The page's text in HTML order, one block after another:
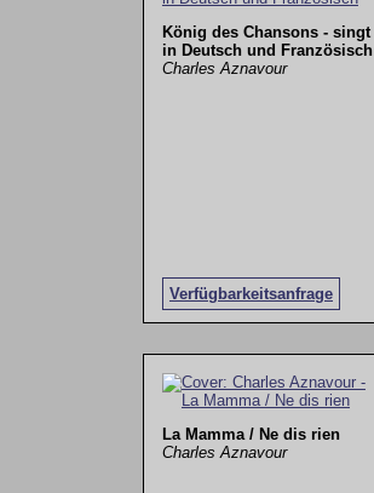
König des Chansons - singt
in Deutsch und Französisch
Charles Aznavour
Verfügbarkeitsanfrage
La Mamma / Ne dis rien
Charles Aznavour